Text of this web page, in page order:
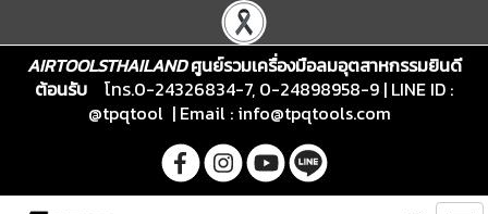
AIRTOOLSTHAILANDศูนย์รวมเครื่องมือลมอุตสาหกรรมยินดี
ต้อนรับ
โทร.0-24326834-7, 0-24898958-9 | LINE ID :
@tpqtool | Email : info@tpqtools.com